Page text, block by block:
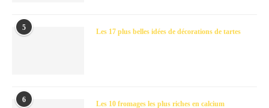
5 Les 17 plus belles idées de décorations de tartes
6 Les 10 fromages les plus riches en calcium